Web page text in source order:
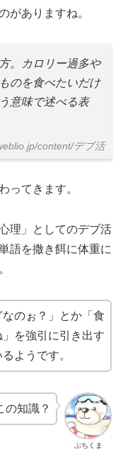
がありますね。
。カロリー過多や
のを食べたいだけ
意味で述べる表
content/デブ活
ってきます。
理」としてのデブ活
語を撒き餌に体重に
なのぉ？」とか「食
を強引に引き出す
ようです。
ぶちくま
の知識？